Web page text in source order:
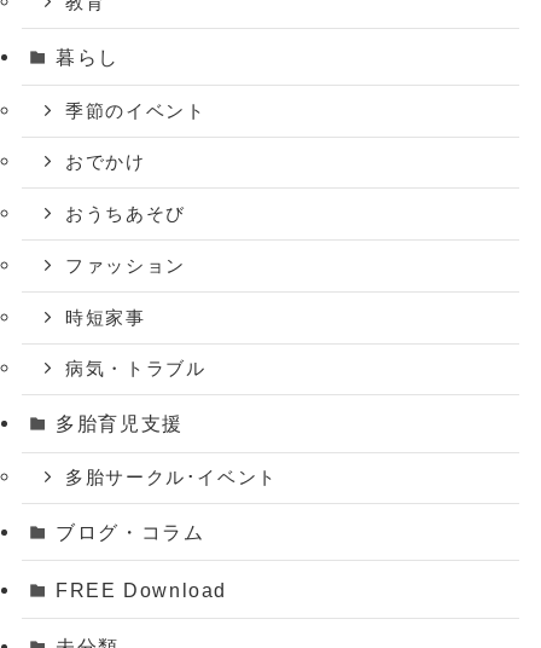
暮らし
季節のイベント
おでかけ
おうちあそび
ファッション
時短家事
病気・トラブル
多胎育児支援
多胎サークル･イベント
ブログ・コラム
FREE Download